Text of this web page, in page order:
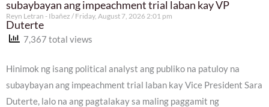
subaybayan ang impeachment trial laban kay VP
Duterte
Reyn Letran - Ibañez Friday, August 7, 2026 2:01 pm
7,367 total views
Hinimok ng isang political analyst ang publiko na patuloy na
subaybayan ang impeachment trial laban kay Vice President Sara
Duterte, lalo na ang pagtalakay sa maling paggamit ng